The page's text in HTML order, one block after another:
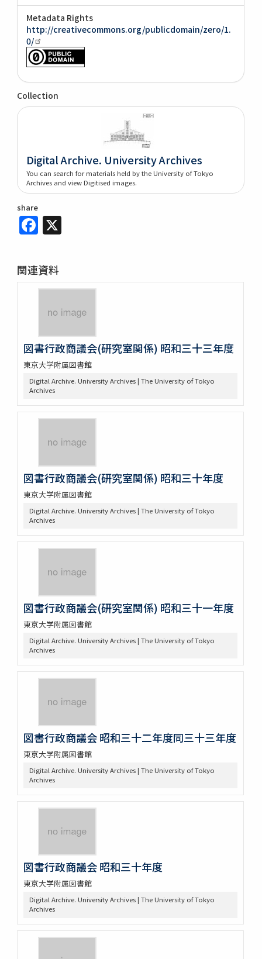
Metadata Rights
http://creativecommons.org/publicdomain/zero/1.
0/
Collection
Digital Archive. University Archives
You can search for materials held by the University of Tokyo
Archives and view Digitised images.
share
Facebook
関連資料
図書行政商議会(研究室関係) 昭和三十三年度
東京大学附属図書館
Digital Archive. University Archives | The University of Tokyo
Archives
図書行政商議会(研究室関係) 昭和三十年度
東京大学附属図書館
Digital Archive. University Archives | The University of Tokyo
Archives
図書行政商議会(研究室関係) 昭和三十一年度
東京大学附属図書館
Digital Archive. University Archives | The University of Tokyo
Archives
図書行政商議会 昭和三十二年度同三十三年度
東京大学附属図書館
Digital Archive. University Archives | The University of Tokyo
Archives
図書行政商議会 昭和三十年度
東京大学附属図書館
Digital Archive. University Archives | The University of Tokyo
Archives